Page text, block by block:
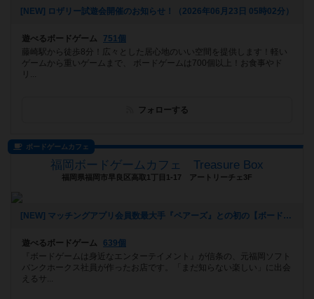
[NEW] ロザリー試遊会開催のお知らせ！（2026年06月23日 05時02分）
遊べるボードゲーム
751個
藤崎駅から徒歩8分！広々とした居心地のいい空間を提供します！軽い
ゲームから重いゲームまで、 ボードゲームは700個以上！お食事やド
リ...
フォローする
ボードゲームカフェ
福岡ボードゲームカフェ Treasure Box
福岡県福岡市早良区高取1丁目1-17 アートリーチェ3F
[NEW] マッチングアプリ会員数最大手『ペアーズ』との初の【ボードゲームマッチングイベント】開催決定‼️（2026年01月06日 16時43分）
遊べるボードゲーム
639個
『ボードゲームは身近なエンターテイメント』が信条の、元福岡ソフト
バンクホークス社員が作ったお店です。「まだ知らない楽しい」に出会
えるサ...